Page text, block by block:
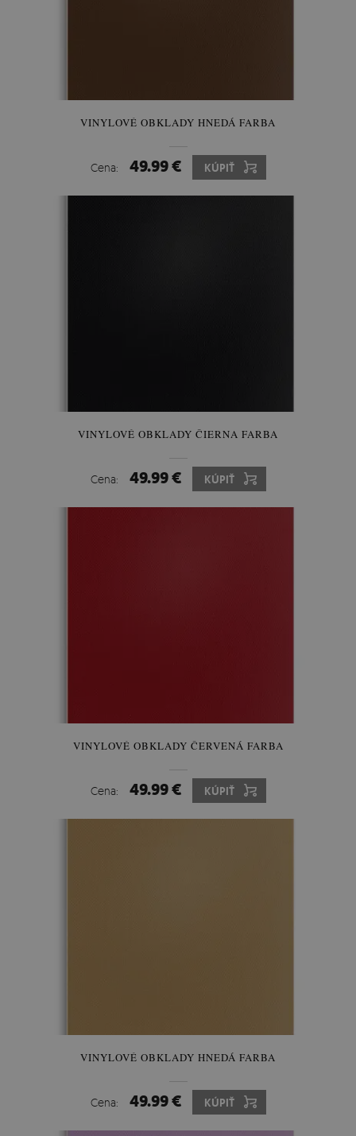
VINYLOVÉ OBKLADY HNEDÁ FARBA
Cena: 49.99 € KÚPIŤ
VINYLOVÉ OBKLADY ČIERNA FARBA
Cena: 49.99 € KÚPIŤ
VINYLOVÉ OBKLADY ČERVENÁ FARBA
Cena: 49.99 € KÚPIŤ
VINYLOVÉ OBKLADY HNEDÁ FARBA
Cena: 49.99 € KÚPIŤ